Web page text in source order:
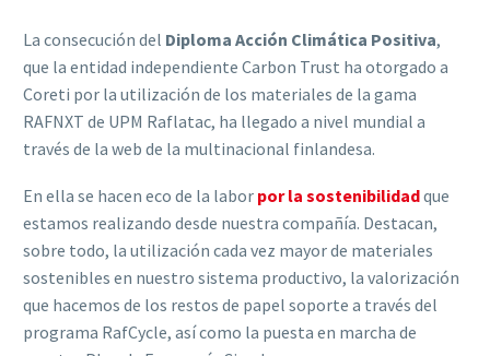
La consecución del Diploma Acción Climática Positiva,
que la entidad independiente Carbon Trust ha otorgado a
Coreti por la utilización de los materiales de la gama
RAFNXT de UPM Raflatac, ha llegado a nivel mundial a
través de la web de la multinacional finlandesa.
En ella se hacen eco de la labor por la sostenibilidadque
estamos realizando desde nuestra compañía. Destacan,
sobre todo, la utilización cada vez mayor de materiales
sostenibles en nuestro sistema productivo, la valorización
que hacemos de los restos de papel soporte a través del
programa RafCycle, así como la puesta en marcha de